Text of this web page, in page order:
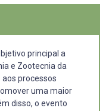
principal a
e Zootecnia da
aos processos
uma maior
disso, o evento